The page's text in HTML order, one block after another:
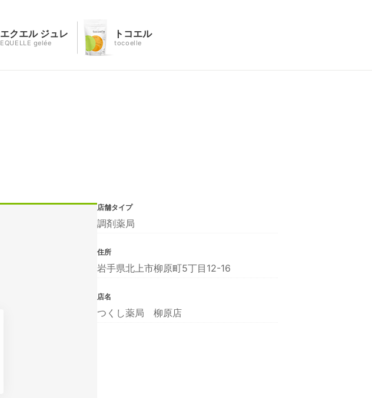
エクエル ジュレ
EQUELLE gelée
トコエル
tocoelle
店舗タイプ
調剤薬局
住所
岩手県北上市柳原町5丁目12-16
店名
つくし薬局 柳原店